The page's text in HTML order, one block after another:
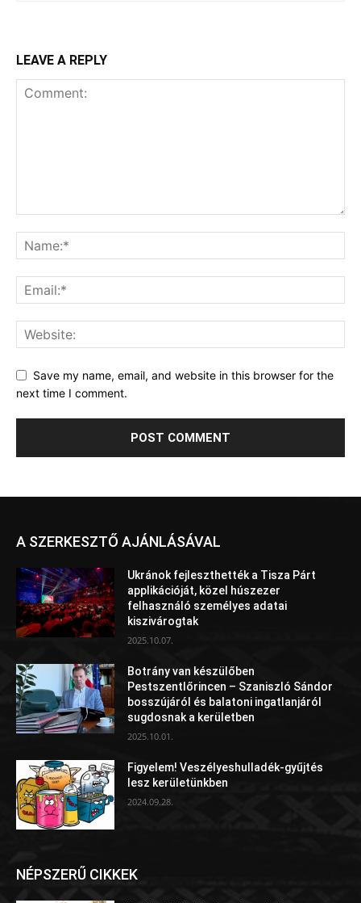
LEAVE A REPLY
Save my name, email, and website in this browser for the
next time I comment.
A SZERKESZTŐ AJÁNLÁSÁVAL
Ukránok fejleszthették a Tisza Párt
applikációját, közel húszezer
felhasználó személyes adatai
kiszivárogtak
2025.10.07.
Botrány van készülőben
Pestszentlőrincen – Szaniszló Sándor
bosszújáról és balatoni ingatlanjáról
sugdosnak a kerületben
2025.10.01.
Figyelem! Veszélyeshulladék-gyűjtés
lesz kerületünkben
2024.09.28.
NÉPSZERŰ CIKKEK